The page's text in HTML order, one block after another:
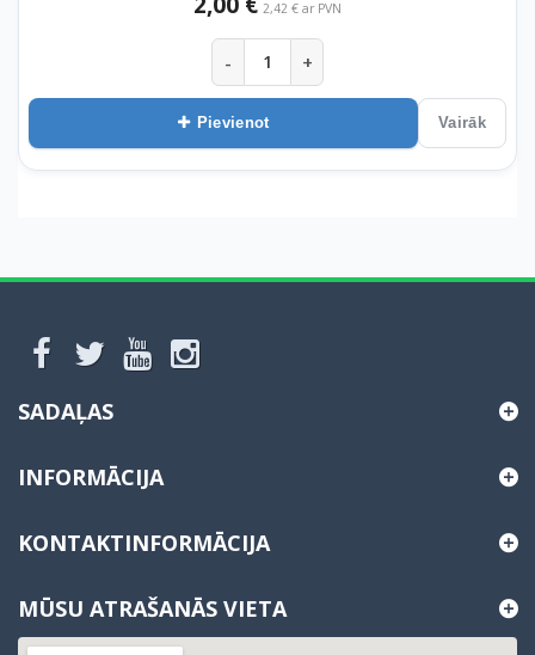
2,42 € ar PVN
- +
Pievienot Vairāk
SADAĻAS
INFORMĀCIJA
KONTAKTINFORMĀCIJA
MŪSU ATRAŠANĀS VIETA